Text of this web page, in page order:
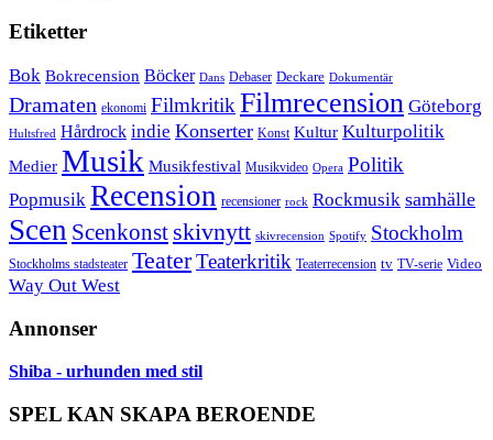
Etiketter
Bok Bokrecension Böcker Dans Debaser Deckare Dokumentär
Dramaten ekonomi Filmkritik Filmrecension Göteborg
Hultsfred Hårdrock indie Konserter Konst Kultur Kulturpolitik
Medier Musik Musikfestival Musikvideo Opera Politik
Popmusik Recension recensioner rock Rockmusik samhälle
Scen Scenkonst skivnytt skivrecension Spotify Stockholm
Stockholms stadsteater TeaterTeaterkritik Teaterrecension tv TV-serie Video
Way Out West
Annonser
Shiba - urhunden med stil
SPEL KAN SKAPA BEROENDE